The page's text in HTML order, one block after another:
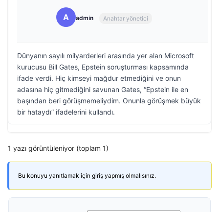
A admin Anahtar yönetici
Dünyanın sayılı milyarderleri arasında yer alan Microsoft
kurucusu Bill Gates, Epstein soruşturması kapsamında
ifade verdi. Hiç kimseyi mağdur etmediğini ve onun
adasına hiç gitmediğini savunan Gates, “Epstein ile en
başından beri görüşmemeliydim. Onunla görüşmek büyük
bir hataydı” ifadelerini kullandı.
1 yazı görüntüleniyor (toplam 1)
Bu konuyu yanıtlamak için giriş yapmış olmalısınız.